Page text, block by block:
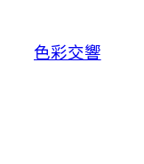
色彩交響